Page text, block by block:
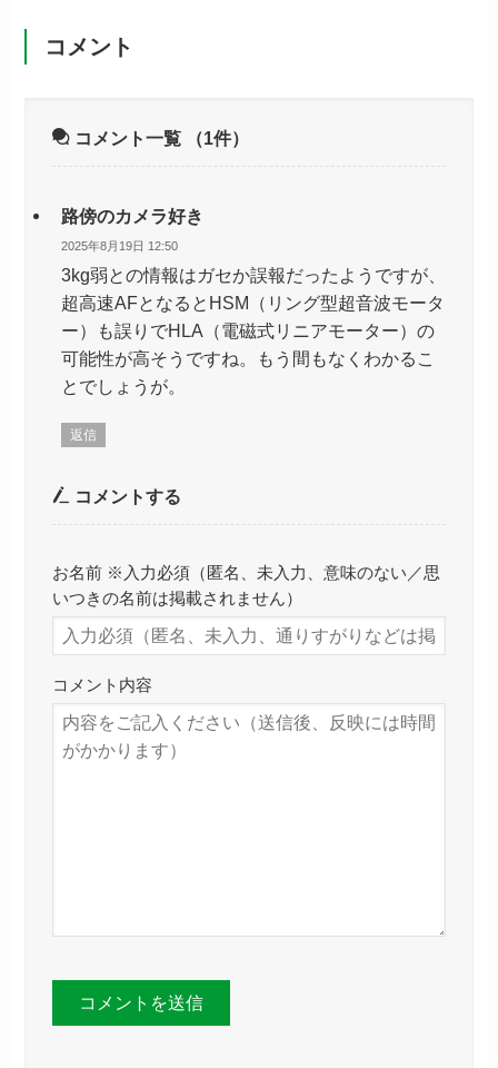
コメント
コメント一覧 （1件）
路傍のカメラ好き
2025年8月19日 12:50
3kg弱との情報はガセか誤報だったようですが、
超高速AFとなるとHSM（リング型超音波モータ
ー）も誤りでHLA（電磁式リニアモーター）の
可能性が高そうですね。もう間もなくわかるこ
とでしょうが。
返信
コメントする
お名前 ※入力必須（匿名、未入力、意味のない／思
いつきの名前は掲載されません）
コメント内容